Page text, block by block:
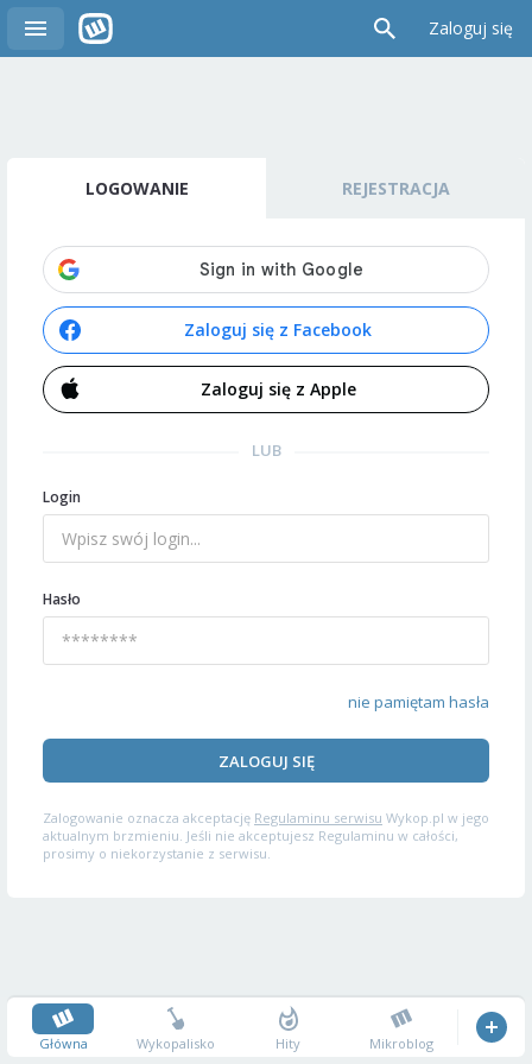
Zaloguj się
LOGOWANIE REJESTRACJA
Zaloguj się z Facebook
Zaloguj się z Apple
LUB
Login
Hasło
nie pamiętam hasła
ZALOGUJ SIĘ
Zalogowanie oznacza akceptację Regulaminu serwisu Wykop.pl w jego
aktualnym brzmieniu. Jeśli nie akceptujesz Regulaminu w całości,
prosimy o niekorzystanie z serwisu.
Główna Wykopalisko Hity Mikroblog